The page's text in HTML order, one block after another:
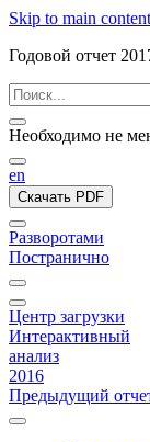
Skip to main content
Годовой отчет
Необходимо не
en
Скачать PDF
Разворотами
Постранично
Центр загрузки
Интерактивный
анализ
2016
Предыдущий